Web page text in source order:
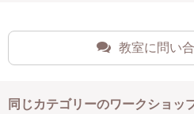
教室に問い
同じカテゴリーのワークショッ